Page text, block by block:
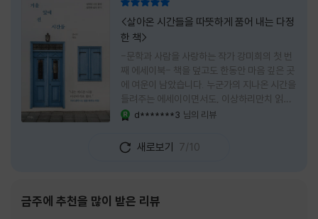
<살아온 시간들을 따뜻하게 품어 내는 다정
한 책>
-문학과 사람을 사랑하는 작가 강미희의 첫 번
째 에세이북- 책을 덮고도 한동안 마음 깊은 곳
에 여운이 남았습니다. 누군가의 지나온 시간을
들려주는 에세이이면서도, 이상하리만치 읽는
사람 자신의 삶을 다시 돌아보게 만드는 책이었
으로 머물지 않고, 각자의 상처와 후회, 다 지나
온 줄 알았던 마음의 결을 가만히 비추는 거울
는다는 것, 대신 지나온 시간 속에서 비로소 알
d*******3 님의 리뷰
새로보기 7/10
금주에 추천을 많이 받은 리뷰